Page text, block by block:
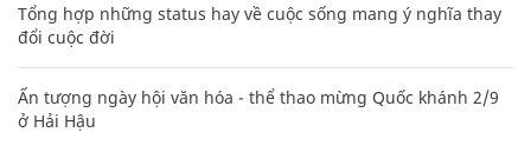
Tổng hợp những status hay về cuộc sống mang ý nghĩa thay
đổi cuộc đời
Ấn tượng ngày hội văn hóa - thể thao mừng Quốc khánh 2/9
ở Hải Hậu